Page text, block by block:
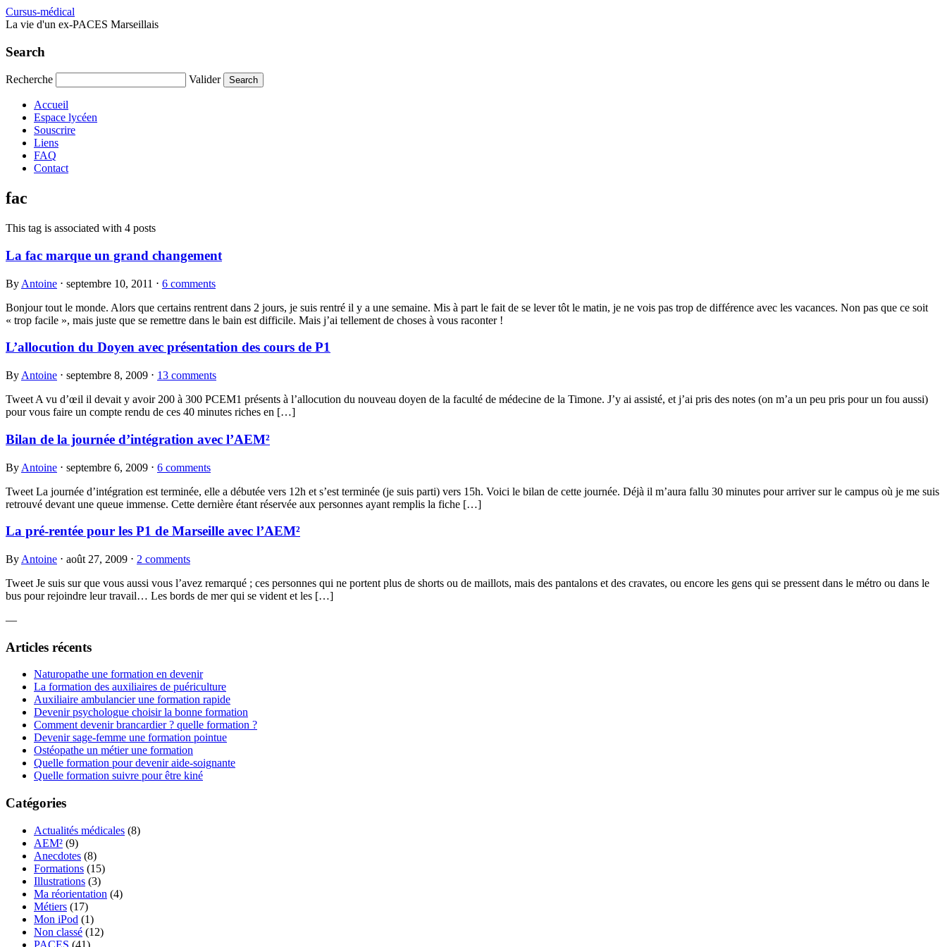
Cursus-médical
La vie d'un ex-PACES Marseillais
Search
Recherche Valider
Accueil
Espace lycéen
Souscrire
Liens
FAQ
Contact
fac
This tag is associated with 4 posts
La fac marque un grand changement
By Antoine ⋅ septembre 10, 2011 ⋅ 6 comments
Bonjour tout le monde. Alors que certains rentrent dans 2 jours, je suis rentré il y a une semaine. Mis à part le fait de se lever tôt le matin, je ne vois pas trop de différence avec les vacances. Non pas que ce soit
« trop facile », mais juste que se remettre dans le bain est difficile. Mais j’ai tellement de choses à vous raconter !
L’allocution du Doyen avec présentation des cours de P1
By Antoine ⋅ septembre 8, 2009 ⋅ 13 comments
Tweet A vu d’œil il devait y avoir 200 à 300 PCEM1 présents à l’allocution du nouveau doyen de la faculté de médecine de la Timone. J’y ai assisté, et j’ai pris des notes (on m’a un peu pris pour un fou aussi)
pour vous faire un compte rendu de ces 40 minutes riches en […]
Bilan de la journée d’intégration avec l’AEM²
By Antoine ⋅ septembre 6, 2009 ⋅ 6 comments
Tweet La journée d’intégration est terminée, elle a débutée vers 12h et s’est terminée (je suis parti) vers 15h. Voici le bilan de cette journée. Déjà il m’aura fallu 30 minutes pour arriver sur le campus où je me suis
retrouvé devant une queue immense. Cette dernière étant réservée aux personnes ayant remplis la fiche […]
La pré-rentée pour les P1 de Marseille avec l’AEM²
By Antoine ⋅ août 27, 2009 ⋅ 2 comments
Tweet Je suis sur que vous aussi vous l’avez remarqué ; ces personnes qui ne portent plus de shorts ou de maillots, mais des pantalons et des cravates, ou encore les gens qui se pressent dans le métro ou dans le
bus pour rejoindre leur travail… Les bords de mer qui se vident et les […]
—
Articles récents
Naturopathe une formation en devenir
La formation des auxiliaires de puériculture
Auxiliaire ambulancier une formation rapide
Devenir psychologue choisir la bonne formation
Comment devenir brancardier ? quelle formation ?
Devenir sage-femme une formation pointue
Ostéopathe un métier une formation
Quelle formation pour devenir aide-soignante
Quelle formation suivre pour être kiné
Catégories
Actualités médicales (8)
AEM² (9)
Anecdotes (8)
Formations (15)
Illustrations (3)
Ma réorientation (4)
Métiers (17)
Mon iPod (1)
Non classé (12)
PACES (41)